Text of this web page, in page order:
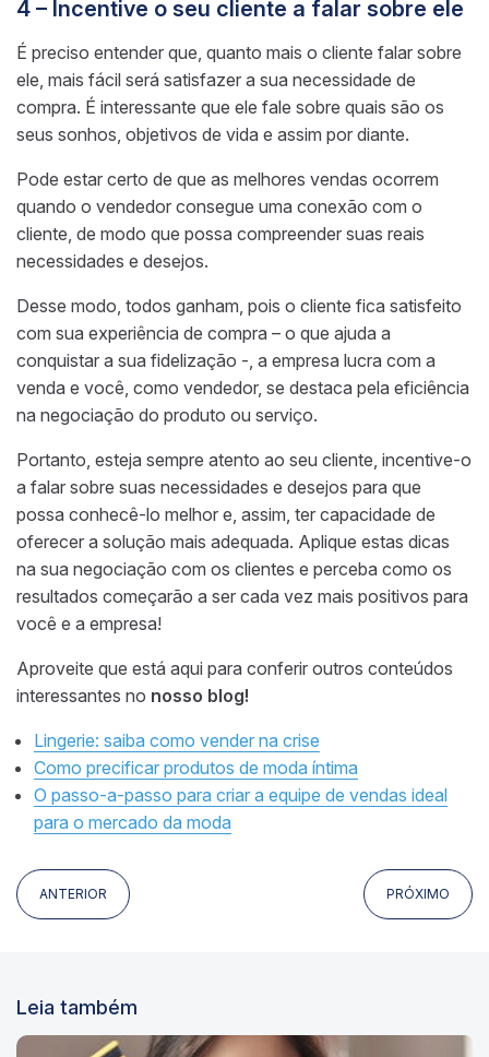
4 – Incentive o seu cliente a falar sobre ele
É preciso entender que, quanto mais o cliente falar sobre
ele, mais fácil será satisfazer a sua necessidade de
compra. É interessante que ele fale sobre quais são os
seus sonhos, objetivos de vida e assim por diante.
Pode estar certo de que as melhores vendas ocorrem
quando o vendedor consegue uma conexão com o
cliente, de modo que possa compreender suas reais
necessidades e desejos.
Desse modo, todos ganham, pois o cliente fica satisfeito
com sua experiência de compra – o que ajuda a
conquistar a sua fidelização -, a empresa lucra com a
venda e você, como vendedor, se destaca pela eficiência
na negociação do produto ou serviço.
Portanto, esteja sempre atento ao seu cliente, incentive-o
a falar sobre suas necessidades e desejos para que
possa conhecê-lo melhor e, assim, ter capacidade de
oferecer a solução mais adequada. Aplique estas dicas
na sua negociação com os clientes e perceba como os
resultados começarão a ser cada vez mais positivos para
você e a empresa!
Aproveite que está aqui para conferir outros conteúdos
interessantes no nosso blog!
Lingerie: saiba como vender na crise
Como precificar produtos de moda íntima
O passo-a-passo para criar a equipe de vendas ideal
para o mercado da moda
ANTERIOR PRÓXIMO
Leia também